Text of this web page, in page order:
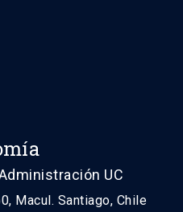
UC
Macul. Santiago, Chile